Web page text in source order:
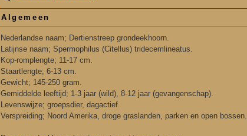
Algemeen
Nederlandse naam; Dertienstreep grondeekhoorn.
Latijnse naam; Spermophilus (Citellus) tridecemlineatus.
Kop-romplengte; 11-17 cm.
Staartlengte; 6-13 cm.
Gewicht; 145-250 gram.
Gemiddelde leeftijd; 1-3 jaar (wild), 8-12 jaar (gevangenschap).
Levenswijze; groepsdier, dagactief.
Verspreiding; Noord Amerika, droge graslanden, parken en open bossen.